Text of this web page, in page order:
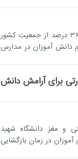
وزیر آموزش و پرورش با بیان اینکه حدود 36 درصد از جمعیت کشور
دانش آموزان در مدارس
برای آرامش دانش
و مغز دانشگاه شهید
در زمان بازگشایی